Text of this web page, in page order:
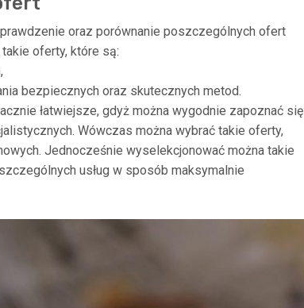
oraz porównanie poszczególnych ofert
oferty, które są:
bezpiecznych oraz skutecznych metod.
łatwiejsze, gdyż można wygodnie zapoznać się
Wówczas można wybrać takie oferty,
Jednocześnie wyselekcjonować można takie
usług w sposób maksymalnie